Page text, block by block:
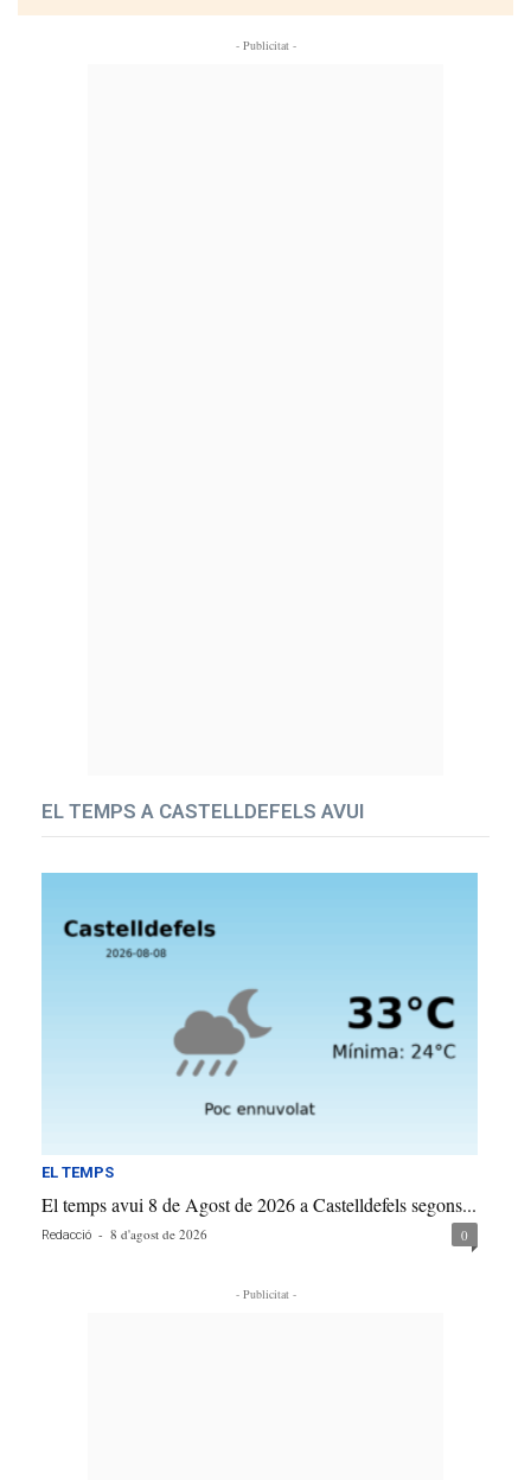
- Publicitat -
EL TEMPS A CASTELLDEFELS AVUI
EL TEMPS
El temps avui 8 de Agost de 2026 a Castelldefels segons...
Redacció - 8 d'agost de 2026 0
- Publicitat -